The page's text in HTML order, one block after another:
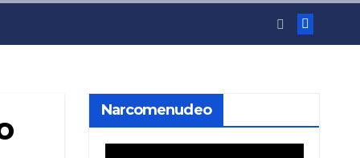
Narcomenudeo